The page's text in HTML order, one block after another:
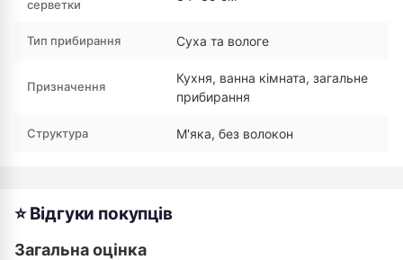
серветки
Тип прибирання Суха та вологе
Призначення
Кухня, ванна кімната, загальне
прибирання
Структура М'яка, без волокон
⭐ Відгуки покупців
Загальна оцінка